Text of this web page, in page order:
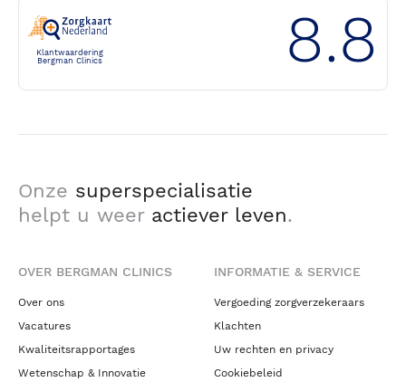
Klantwaardering
Bergman Clinics
8.8
Onze superspecialisatie
helpt u weer actiever leven.
OVER BERGMAN CLINICS
Over ons
Vacatures
Kwaliteitsrapportages
Wetenschap & Innovatie
INFORMATIE & SERVICE
Vergoeding zorgverzekeraars
Klachten
Uw rechten en privacy
Cookiebeleid